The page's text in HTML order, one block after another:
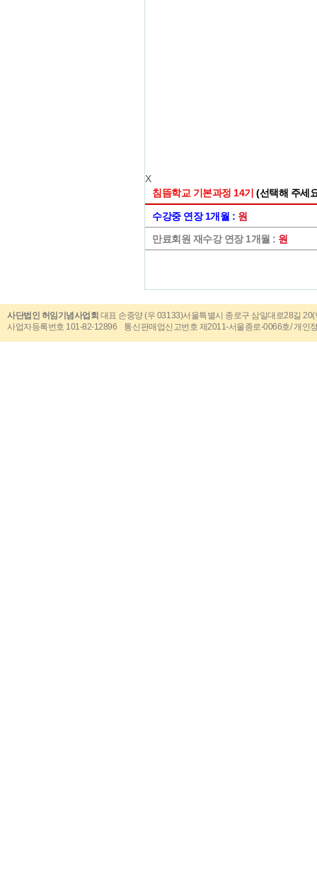
X
침뜸학교 기본과정 14기 (선택해 주세
수강중 연장 1개월 : 원
만료회원 재수강 연장 1개월 : 원
사단법인 허임기념사업회 대표 손중양 (우 03133)서울특별시 종로구 삼일대로28길
사업자등록번호 101-82-12896 통신판매업신고번호 제2011-서울종로-0066호/ 개인